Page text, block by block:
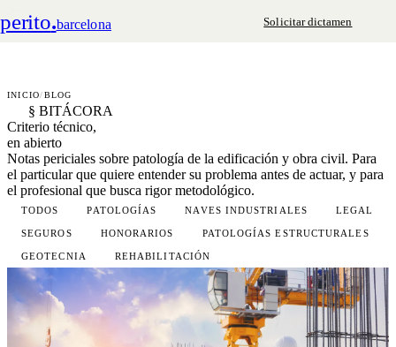
perito.barcelona Solicitar dictamen
INICIO/BLOG
§ BITÁCORA
Criterio técnico,
en abierto
Notas periciales sobre patología de la edificación y obra civil. Para
el particular que quiere entender su problema antes de actuar, y para
el profesional que busca rigor metodológico.
TODOS PATOLOGÍAS NAVES INDUSTRIALES LEGAL
SEGUROS HONORARIOS PATOLOGÍAS ESTRUCTURALES
GEOTECNIA REHABILITACIÓN